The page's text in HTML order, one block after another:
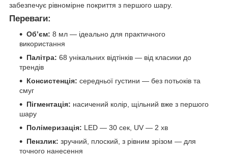
забезпечує рівномірне покриття з першого шару.
Переваги:
Обʼєм: 8 мл — ідеально для практичного
використання
Палітра: 68 унікальних відтінків — від класики до
трендів
Консистенція: середньої густини — без потьоків та
смуг
Пігментація: насичений колір, щільний вже з першого
шару
Полімеризація: LED — 30 сек, UV — 2 хв
Пензлик: зручний, плоский, з рівним зрізом — для
точного нанесення